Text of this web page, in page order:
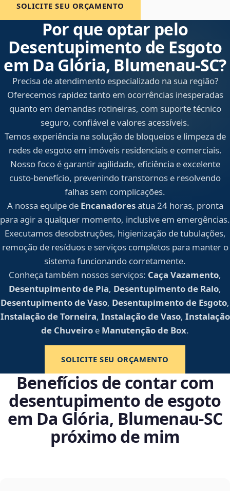
SOLICITE SEU ORÇAMENTO
Por que optar pelo
Desentupimento de Esgoto
em Da Glória, Blumenau‑SC?
Precisa de atendimento especializado na sua região?
Oferecemos rapidez tanto em ocorrências inesperadas
quanto em demandas rotineiras, com suporte técnico
seguro, confiável e valores acessíveis.
Temos experiência na solução de bloqueios e limpeza de
redes de esgoto em imóveis residenciais e comerciais.
Nosso foco é garantir agilidade, eficiência e excelente
custo-benefício, prevenindo transtornos e resolvendo
falhas sem complicações.
A nossa equipe de Encanadoresatua 24 horas, pronta
para agir a qualquer momento, inclusive em emergências.
Executamos desobstruções, higienização de tubulações,
remoção de resíduos e serviços completos para manter o
sistema funcionando corretamente.
Conheça também nossos serviços: Caça Vazamento,
Desentupimento de Pia, Desentupimento de Ralo,
Desentupimento de Vaso, Desentupimento de Esgoto,
Instalação de Torneira, Instalação de Vaso, Instalação
de Chuveiro e Manutenção de Box.
SOLICITE SEU ORÇAMENTO
Benefícios de contar com
desentupimento de esgoto
em Da Glória, Blumenau‑SC
próximo de mim